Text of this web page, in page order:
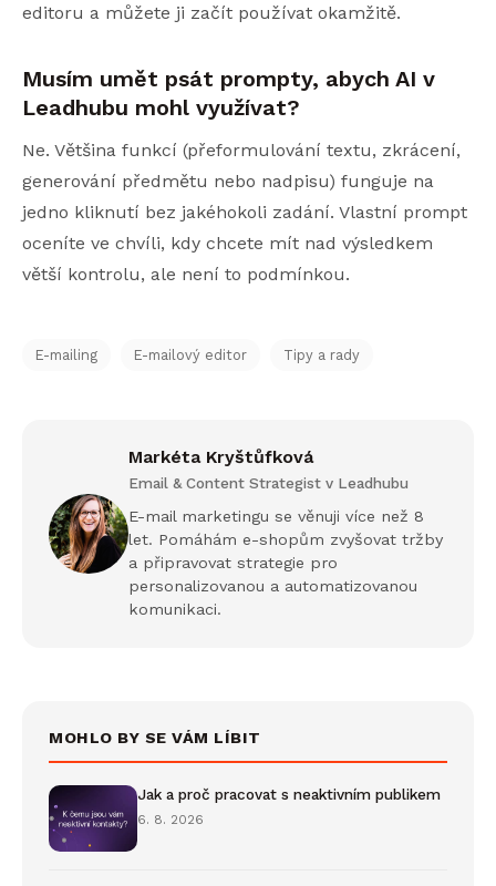
editoru a můžete ji začít používat okamžitě.
Musím umět psát prompty, abych AI v
Leadhubu mohl využívat?
Ne. Většina funkcí (přeformulování textu, zkrácení,
generování předmětu nebo nadpisu) funguje na
jedno kliknutí bez jakéhokoli zadání. Vlastní prompt
oceníte ve chvíli, kdy chcete mít nad výsledkem
větší kontrolu, ale není to podmínkou.
E-mailing E-mailový editor Tipy a rady
Markéta Kryštůfková
Email & Content Strategist v Leadhubu
E-mail marketingu se věnuji více než 8
let. Pomáhám e-shopům zvyšovat tržby
a připravovat strategie pro
personalizovanou a automatizovanou
komunikaci.
MOHLO BY SE VÁM LÍBIT
Jak a proč pracovat s neaktivním publikem
6. 8. 2026